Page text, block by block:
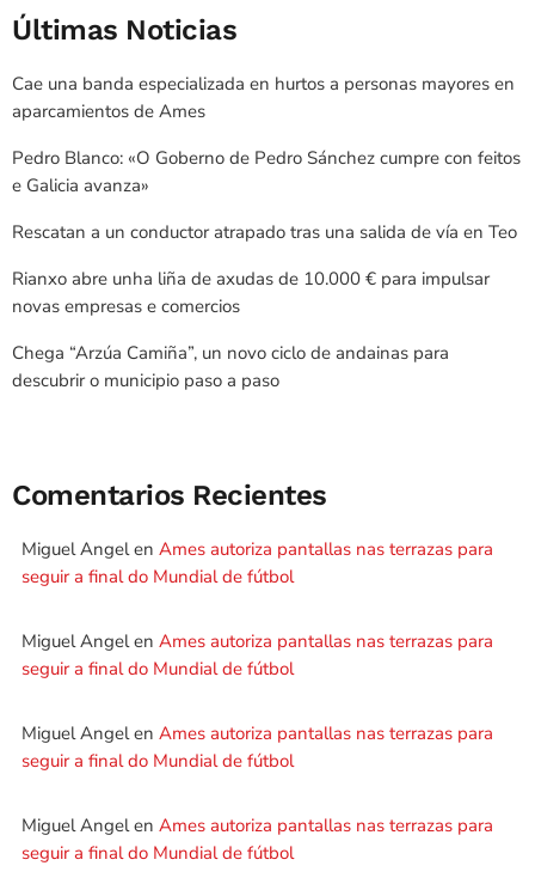
Últimas Noticias
Cae una banda especializada en hurtos a personas mayores en
aparcamientos de Ames
Pedro Blanco: «O Goberno de Pedro Sánchez cumpre con feitos
e Galicia avanza»
Rescatan a un conductor atrapado tras una salida de vía en Teo
Rianxo abre unha liña de axudas de 10.000 € para impulsar
novas empresas e comercios
Chega “Arzúa Camiña”, un novo ciclo de andainas para
descubrir o municipio paso a paso
Comentarios Recientes
Miguel Angelen Ames autoriza pantallas nas terrazas para
seguir a final do Mundial de fútbol
Miguel Angelen Ames autoriza pantallas nas terrazas para
seguir a final do Mundial de fútbol
Miguel Angelen Ames autoriza pantallas nas terrazas para
seguir a final do Mundial de fútbol
Miguel Angelen Ames autoriza pantallas nas terrazas para
seguir a final do Mundial de fútbol